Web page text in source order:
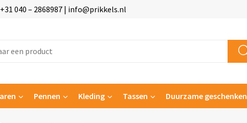
040 – 2868987 | info@prikkels.nl
Pennen Kleding Tassen Duurzame geschenken